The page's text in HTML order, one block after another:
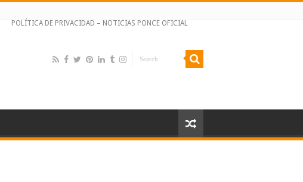
POLÍTICA DE PRIVACIDAD – NOTICIAS PONCE OFICIAL